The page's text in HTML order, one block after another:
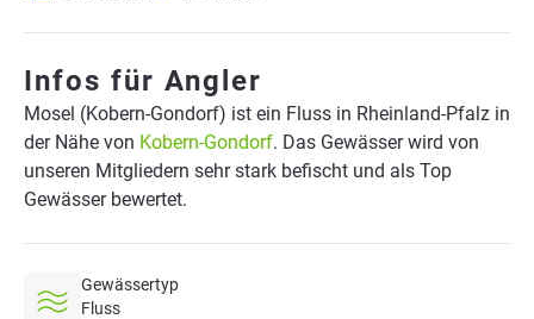
Infos für Angler
Mosel (Kobern-Gondorf) ist ein Fluss in Rheinland-Pfalz in
der Nähe von Kobern-Gondorf. Das Gewässer wird von
unseren Mitgliedern sehr stark befischt und als Top
Gewässer bewertet.
Gewässertyp
Fluss